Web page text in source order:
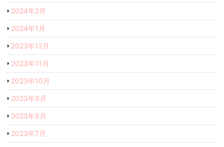
2024年2月
2024年1月
2023年12月
2023年11月
2023年10月
2023年9月
2023年8月
2023年7月